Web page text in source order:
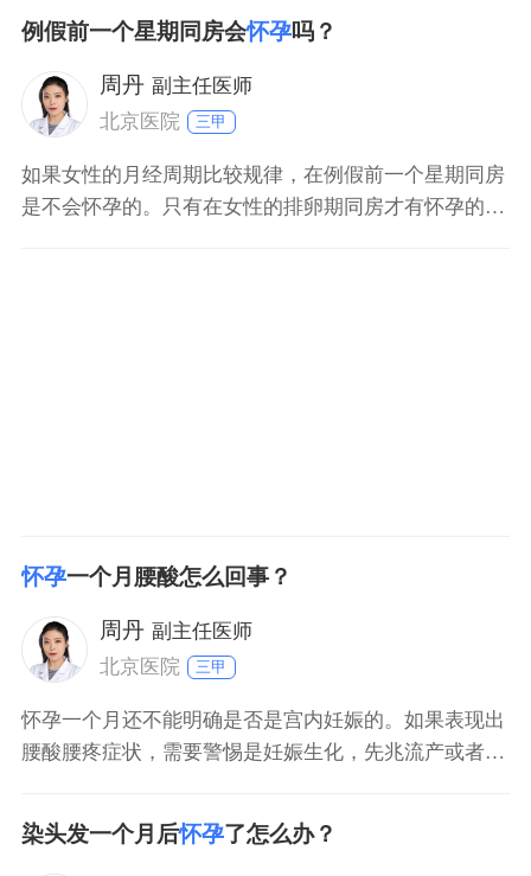
孕。如果结果显示已经怀孕，就需要定时去医院进行产
前检查，平时要注意多休息，不可以进行剧烈运动，如
果结果显示没有怀孕，就需要调整好心态，明确好排卵
时期做好怀孕
例假前一个星期同房会怀孕吗？
周丹 副主任医师
北京医院
三甲
如果女性的月经周期比较规律，在例假前一个星期同房
是不会怀孕的。只有在女性的排卵期同房才有怀孕的可
怀孕一个月腰酸怎么回事？
周丹 副主任医师
北京医院
三甲
怀孕一个月还不能明确是否是宫内妊娠的。如果表现出
腰酸腰疼症状，需要警惕是妊娠生化，先兆流产或者宫
判断。如果数值较低，需要一周后行阴超明确宫内妊
娠，确诊后结合保胎治疗。腰酸是中医肾虚表现，可以
染头发一个月后怀孕了怎么办？